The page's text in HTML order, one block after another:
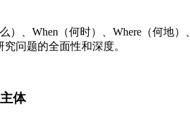
）、When（何时）、Where（何
问题的全面性和深度。
体